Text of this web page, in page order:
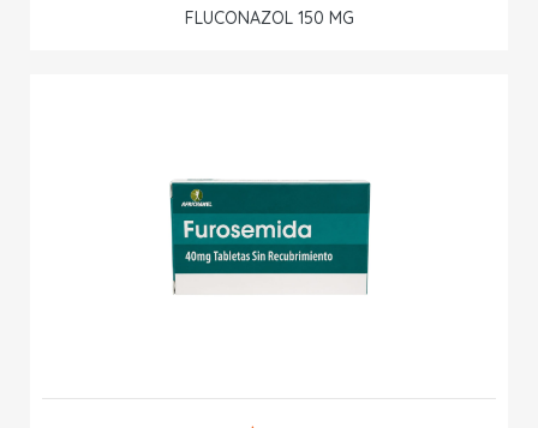
FLUCONAZOL 150 MG